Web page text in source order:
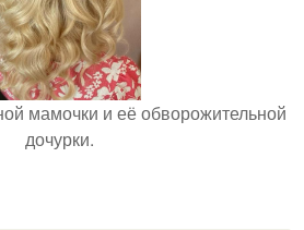
мамочки и её обворожительной
дочурки.